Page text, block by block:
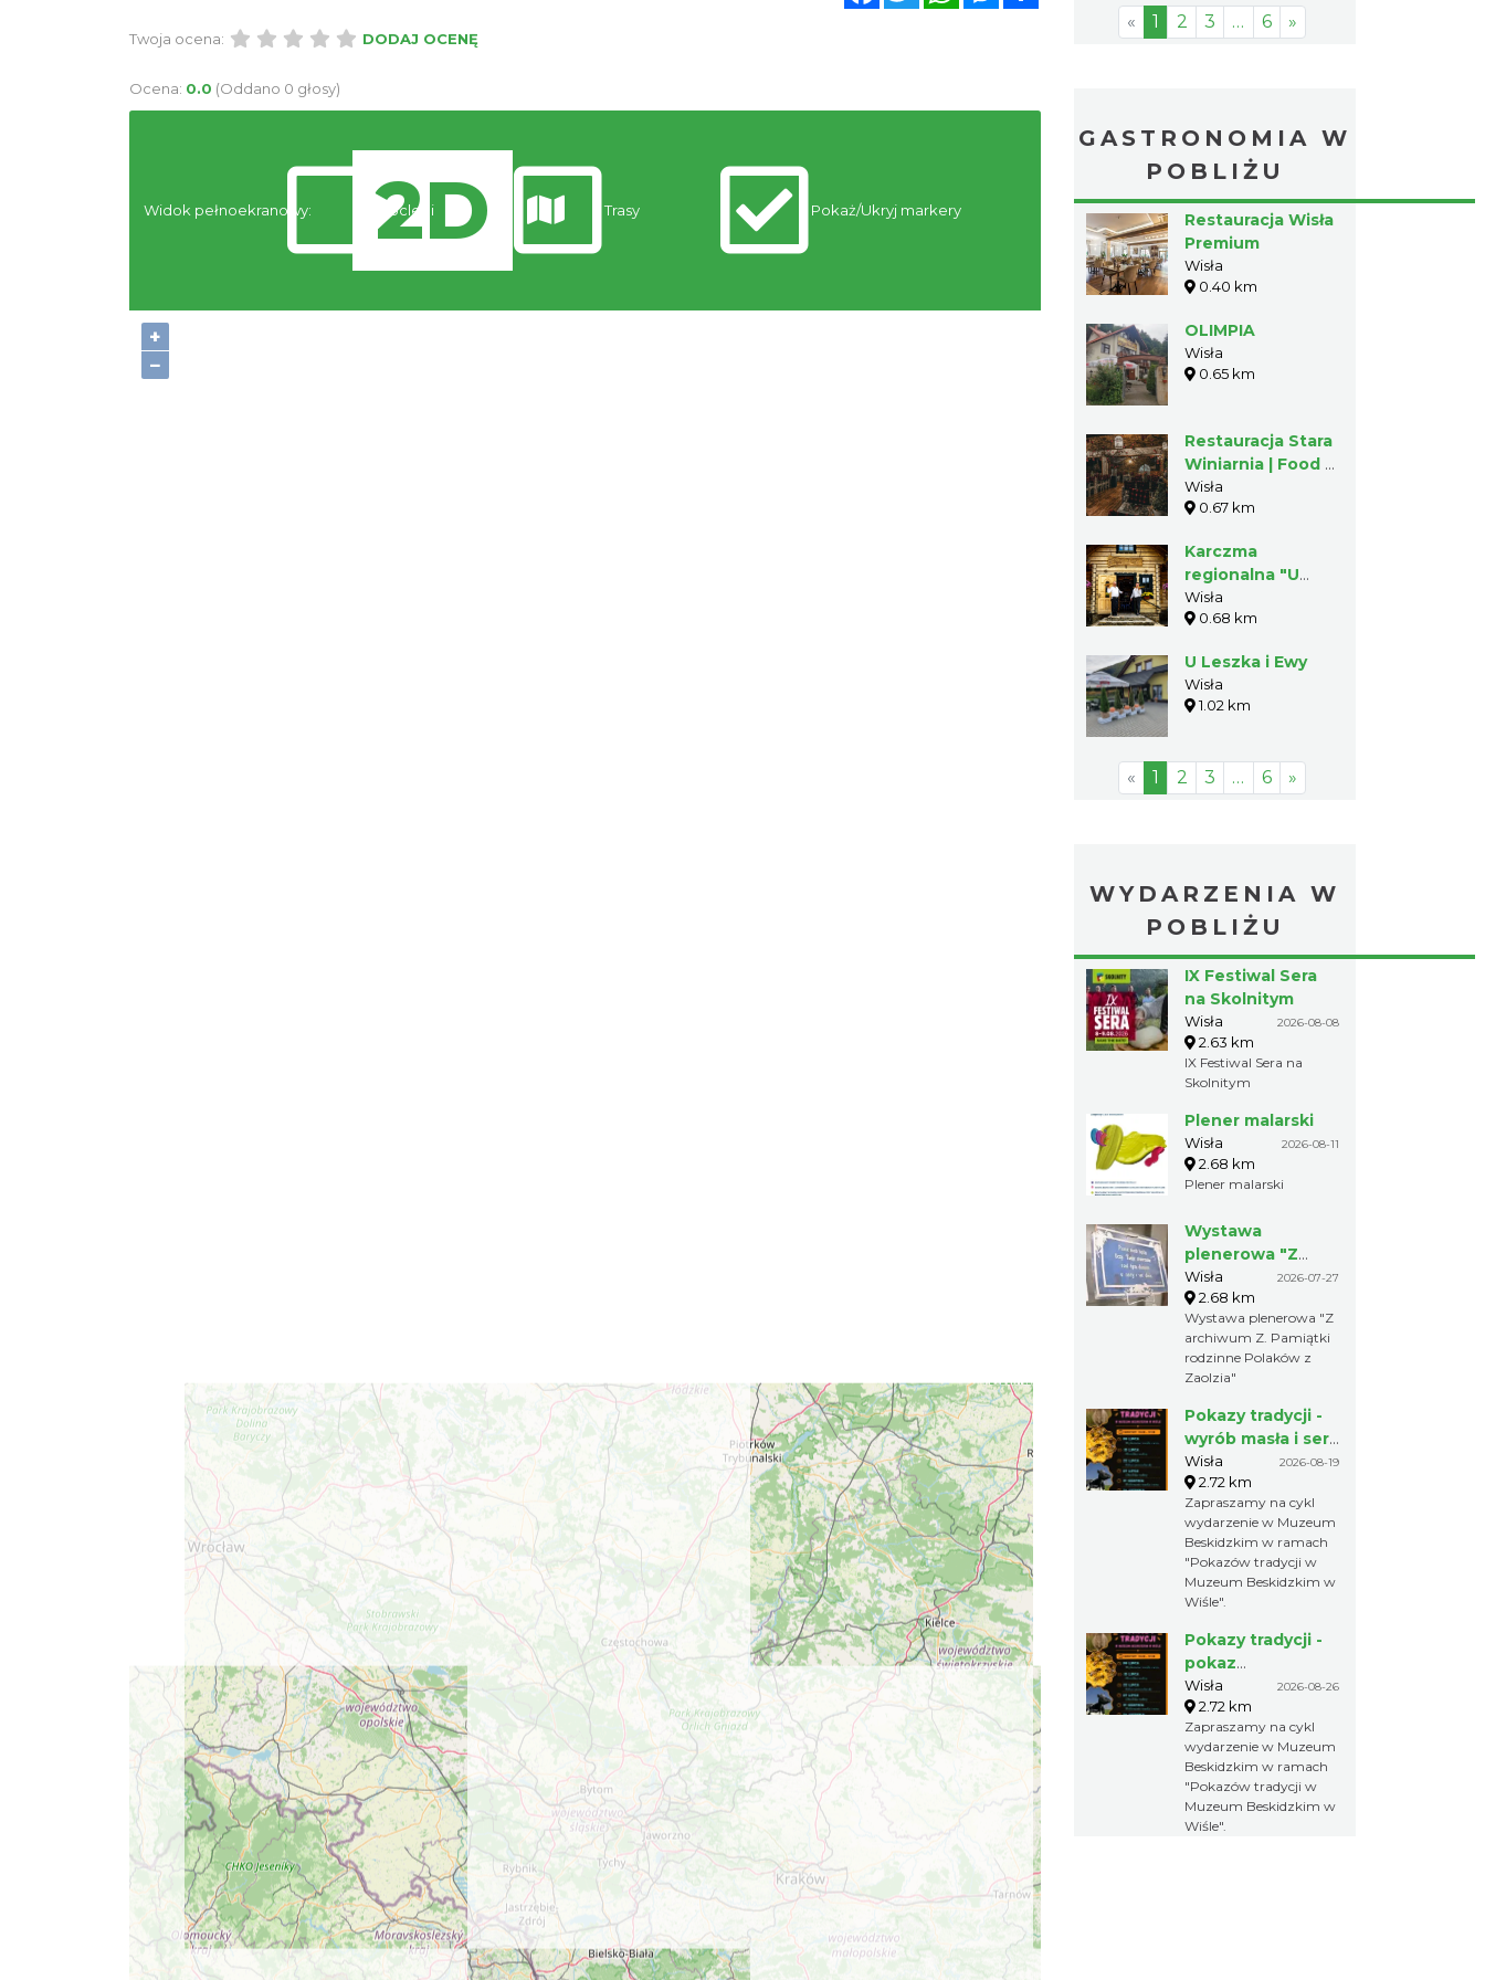
Twoja ocena: DODAJ OCENĘ
Ocena: 0.0 (Oddano 0 głosy)
+
−
Widok pełnoekranowy: Noclegi Trasy Pokaż/Ukryj markery
« 1 2 3 … 6 »
GASTRONOMIA W
POBLIŻU
Restauracja Wisła
Premium
Wisła
0.40 km
OLIMPIA
Wisła
0.65 km
Restauracja Stara
Winiarnia | Food &
Wine
Wisła
0.67 km
Karczma
regionalna "U
Karola"
Wisła
0.68 km
U Leszka i Ewy
Wisła
1.02 km
« 1 2 3 … 6 »
WYDARZENIA W
POBLIŻU
IX Festiwal Sera
na Skolnitym
Wisła 2026-08-08
2.63 km
IX Festiwal Sera na
Skolnitym
Plener malarski
Wisła 2026-08-11
2.68 km
Plener malarski
Wystawa
plenerowa "Z
archiwum Z.
Pamiątki rodzinne
Polaków z
Zaolzia"
Wisła 2026-07-27
2.68 km
Wystawa plenerowa "Z
archiwum Z. Pamiątki
rodzinne Polaków z
Zaolzia"
Pokazy tradycji -
wyrób masła i sera
w Muzeum
Beskidzkim
Wisła 2026-08-19
2.72 km
Zapraszamy na cykl
wydarzenie w Muzeum
Beskidzkim w ramach
"Pokazów tradycji w
Muzeum Beskidzkim w
Wiśle".
Pokazy tradycji -
pokaz
pszczelarski w
Muzeum
Beskidzkim
Wisła 2026-08-26
2.72 km
Zapraszamy na cykl
wydarzenie w Muzeum
Beskidzkim w ramach
"Pokazów tradycji w
Muzeum Beskidzkim w
Wiśle".